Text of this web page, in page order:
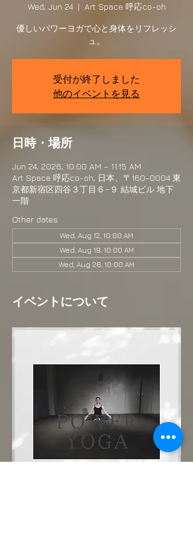
Wed, Jun 24
  |
Art Space 呼応co-oh
優しいパワーヨガで心と身体をリフレッシ
ュ。
受付が終了しました
他のイベントを見る
日時・場所
Jun 24, 2026, 10:00 AM – 11:15 AM
Art Space 呼応co-oh, 日本、〒160-0004 東
京都新宿区四谷３丁目６−９ 結城ビル 地下
一階
Other dates
Wed, Aug 12, 10:00 AM
Wed, Aug 19, 10:00 AM
Wed, Aug 26, 10:00 AM
イベントについて